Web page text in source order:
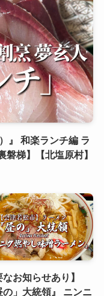
』 和楽ランチ編 ラ
梯】【北塩原村】
なお知らせあり】
の」大統領』 ニンニ